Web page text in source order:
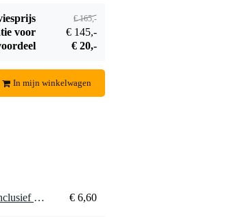
€ 165,-
voor
€ 145,-
€ 20,-
In mijn winkelwagen
50 x LD Systems 5430 M8 profiel oogbout inclusief sluitring zilver € 6,60